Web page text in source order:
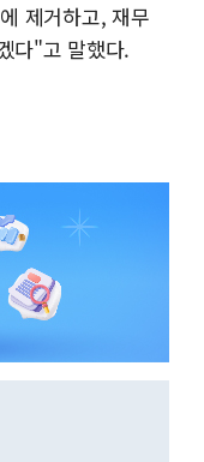
제거하고, 재무
다"고 말했다.